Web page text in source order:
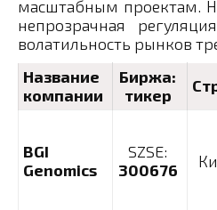
масштабным проектам.
непрозрачная
волатильность рынков
Название
компании
Биржа:
тикер
BGI
Genomics
SZSE:
300676